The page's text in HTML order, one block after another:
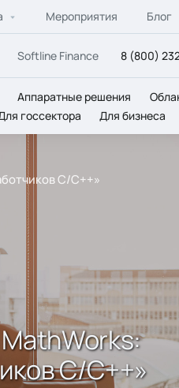
Мероприятия Блог
Softline Finance 8 (800)
Аппаратные решения
госсектора Для бизнеса
С/C++»
С/C++»